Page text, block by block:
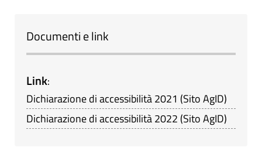
Documenti e link
Link:
Dichiarazione di accessibilità 2021 (Sito AgID)
Dichiarazione di accessibilità 2022 (Sito AgID)